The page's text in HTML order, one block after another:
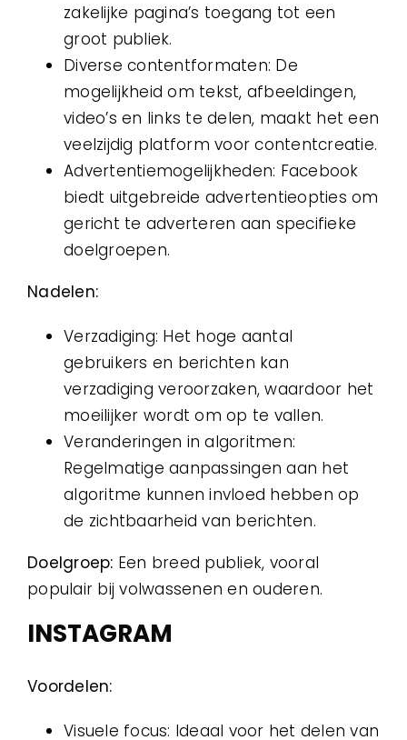
zakelijke pagina’s toegang tot een
groot publiek.
Diverse contentformaten: De
mogelijkheid om tekst, afbeeldingen,
video’s en links te delen, maakt het een
veelzijdig platform voor contentcreatie.
Advertentiemogelijkheden: Facebook
biedt uitgebreide advertentieopties om
gericht te adverteren aan specifieke
doelgroepen.
Nadelen:
Verzadiging: Het hoge aantal
gebruikers en berichten kan
verzadiging veroorzaken, waardoor het
moeilijker wordt om op te vallen.
Veranderingen in algoritmen:
Regelmatige aanpassingen aan het
algoritme kunnen invloed hebben op
de zichtbaarheid van berichten.
Doelgroep: Een breed publiek, vooral
populair bij volwassenen en ouderen.
INSTAGRAM
Voordelen:
Visuele focus: Ideaal voor het delen van